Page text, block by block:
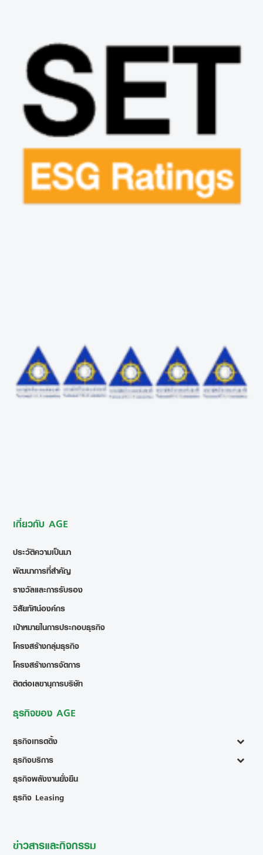
เกี่ยวกับ AGE
ประวัติความเป็นมา
พัฒนาการที่สำคัญ
รางวัลและการรับรอง
วิสัยทัศน์องค์กร
เป้าหมายในการประกอบธุรกิจ
โครงสร้างกลุ่มธุรกิจ
โครงสร้างการจัดการ
ติดต่อเลขานุการบริษัท
ธุรกิจของ AGE
ธุรกิจเทรดดิ้ง
ธุรกิจบริการ
ธุรกิจพลังงานยั่งยืน
ธุรกิจ Leasing
ข่าวสารและกิจกรรม